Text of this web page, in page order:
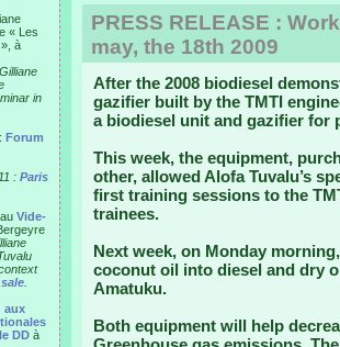
« Les
à
in
Forum
: Paris
Vide-
aux
DD à
PRESS RELEASE :
may, the 18th 2009
After the 2008 biodiesel
gazifier built by the TMTI
a biodiesel unit and gazifier for
This week, the equipment,
other, allowed Alofa Tuvalu’s
first training sessions to the
trainees.
Next week, on Monday
coconut oil into diesel and dry
Amatuku.
Both equipment will help